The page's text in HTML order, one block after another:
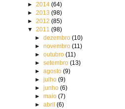
►2014(64)
►2013(98)
►2012(85)
▼2011(98)
► dezembro (10)
► novembro (11)
► outubro (11)
► setembro (13)
► agosto (9)
► julho (9)
► junho (6)
► maio (7)
► abril (6)